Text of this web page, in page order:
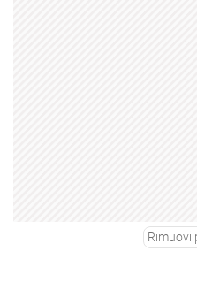
Rimuovi